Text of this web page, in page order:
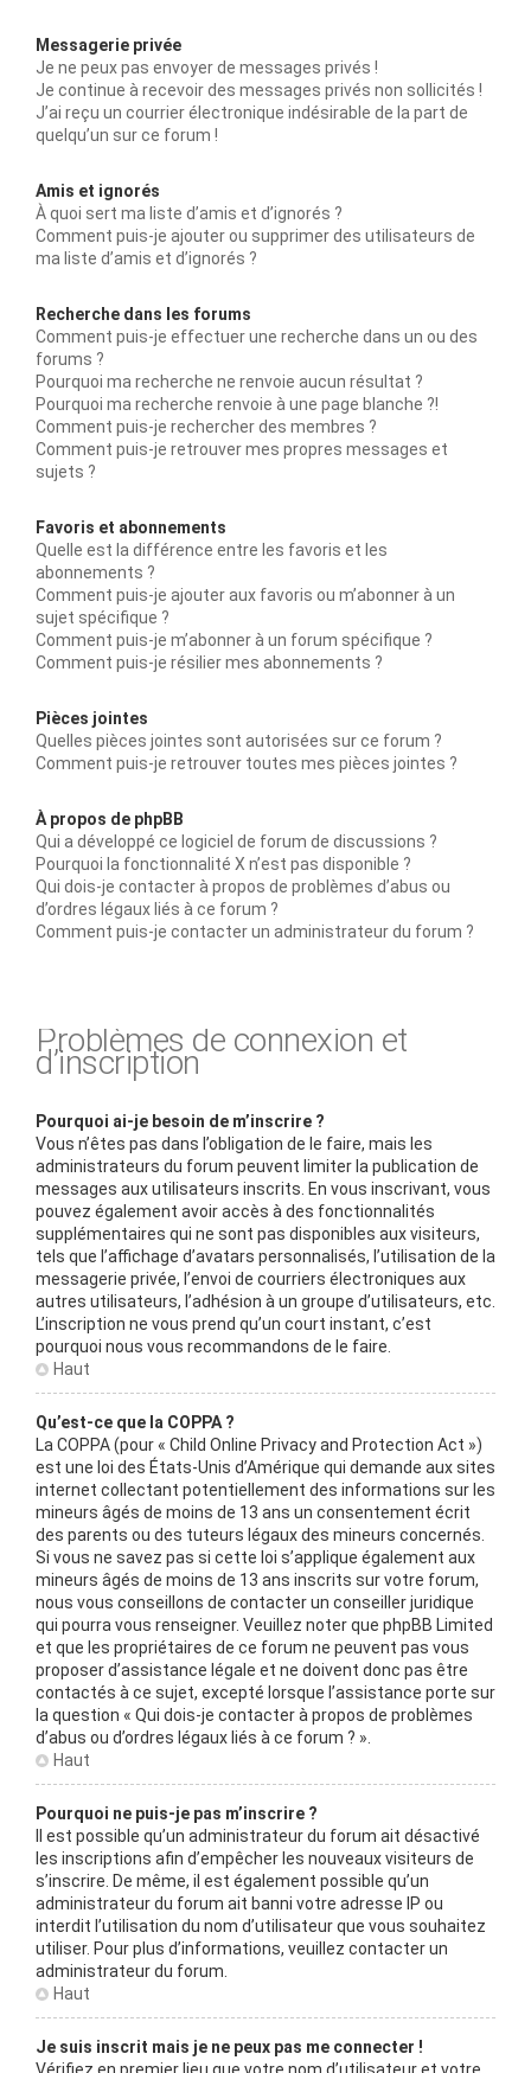
Messagerie privée
Je ne peux pas envoyer de messages privés !
Je continue à recevoir des messages privés non sollicités !
J’ai reçu un courrier électronique indésirable de la part de
quelqu’un sur ce forum !
Amis et ignorés
À quoi sert ma liste d’amis et d’ignorés ?
Comment puis-je ajouter ou supprimer des utilisateurs de
ma liste d’amis et d’ignorés ?
Recherche dans les forums
Comment puis-je effectuer une recherche dans un ou des
forums ?
Pourquoi ma recherche ne renvoie aucun résultat ?
Pourquoi ma recherche renvoie à une page blanche ?!
Comment puis-je rechercher des membres ?
Comment puis-je retrouver mes propres messages et
sujets ?
Favoris et abonnements
Quelle est la différence entre les favoris et les
abonnements ?
Comment puis-je ajouter aux favoris ou m’abonner à un
sujet spécifique ?
Comment puis-je m’abonner à un forum spécifique ?
Comment puis-je résilier mes abonnements ?
Pièces jointes
Quelles pièces jointes sont autorisées sur ce forum ?
Comment puis-je retrouver toutes mes pièces jointes ?
À propos de phpBB
Qui a développé ce logiciel de forum de discussions ?
Pourquoi la fonctionnalité X n’est pas disponible ?
Qui dois-je contacter à propos de problèmes d’abus ou
d’ordres légaux liés à ce forum ?
Comment puis-je contacter un administrateur du forum ?
Problèmes de connexion et
d’inscription
Pourquoi ai-je besoin de m’inscrire ?
Vous n’êtes pas dans l’obligation de le faire, mais les
administrateurs du forum peuvent limiter la publication de
messages aux utilisateurs inscrits. En vous inscrivant, vous
pouvez également avoir accès à des fonctionnalités
supplémentaires qui ne sont pas disponibles aux visiteurs,
tels que l’affichage d’avatars personnalisés, l’utilisation de la
messagerie privée, l’envoi de courriers électroniques aux
autres utilisateurs, l’adhésion à un groupe d’utilisateurs, etc.
L’inscription ne vous prend qu’un court instant, c’est
pourquoi nous vous recommandons de le faire.
Haut
Qu’est-ce que la COPPA ?
La COPPA (pour « Child Online Privacy and Protection Act »)
est une loi des États-Unis d’Amérique qui demande aux sites
internet collectant potentiellement des informations sur les
mineurs âgés de moins de 13 ans un consentement écrit
des parents ou des tuteurs légaux des mineurs concernés.
Si vous ne savez pas si cette loi s’applique également aux
mineurs âgés de moins de 13 ans inscrits sur votre forum,
nous vous conseillons de contacter un conseiller juridique
qui pourra vous renseigner. Veuillez noter que phpBB Limited
et que les propriétaires de ce forum ne peuvent pas vous
proposer d’assistance légale et ne doivent donc pas être
contactés à ce sujet, excepté lorsque l’assistance porte sur
la question « Qui dois-je contacter à propos de problèmes
d’abus ou d’ordres légaux liés à ce forum ? ».
Haut
Pourquoi ne puis-je pas m’inscrire ?
Il est possible qu’un administrateur du forum ait désactivé
les inscriptions afin d’empêcher les nouveaux visiteurs de
s’inscrire. De même, il est également possible qu’un
administrateur du forum ait banni votre adresse IP ou
interdit l’utilisation du nom d’utilisateur que vous souhaitez
utiliser. Pour plus d’informations, veuillez contacter un
administrateur du forum.
Haut
Je suis inscrit mais je ne peux pas me connecter !